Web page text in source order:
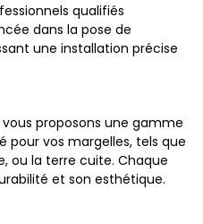
qualifiés
dans la pose de
une installation précise
vous proposons une gamme
pour vos margelles, tels que
ou la terre cuite. Chaque
et son esthétique.